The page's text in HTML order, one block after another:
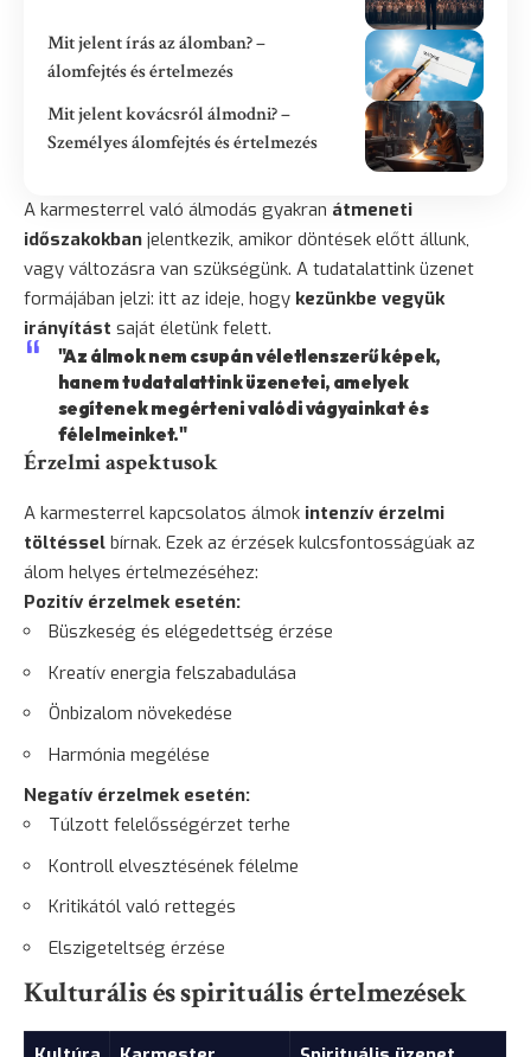
Mit jelent írás az álomban? –
álomfejtés és értelmezés
Mit jelent kovácsról álmodni? –
Személyes álomfejtés és értelmezés
A karmesterrel való álmodás gyakran átmeneti
időszakokban jelentkezik, amikor döntések előtt állunk,
vagy változásra van szükségünk. A tudatalattink üzenet
formájában jelzi: itt az ideje, hogy kezünkbe vegyük
irányítást saját életünk felett.
"Az álmok nem csupán véletlenszerű képek,
hanem tudatalattink üzenetei, amelyek
segítenek megérteni valódi vágyainkat és
félelmeinket."
Érzelmi aspektusok
A karmesterrel kapcsolatos álmok intenzív érzelmi
töltéssel bírnak. Ezek az érzések kulcsfontosságúak az
álom helyes értelmezéséhez:
Pozitív érzelmek esetén:
Büszkeség és elégedettség érzése
Kreatív energia felszabadulása
Önbizalom növekedése
Harmónia megélése
Negatív érzelmek esetén:
Túlzott felelősségérzet terhe
Kontroll elvesztésének félelme
Kritikától való rettegés
Elszigeteltség érzése
Kulturális és spirituális értelmezések